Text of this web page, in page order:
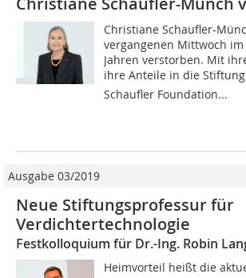
Christiane Schaufler-
vergangenen Mittwoch
Jahren verstorben. Mit
ihre Anteile in die Stiftung
Schaufler Foundation...
Ausgabe 03/2019
Neue Stiftungsprofessur für
Verdichtertechnologie
Festkolloquium für Dr.-Ing. Robin
Heimvorteil heißt die